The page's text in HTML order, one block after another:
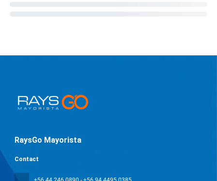
RaysGo Mayorista
Contact